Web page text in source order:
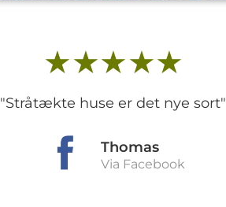
★★★★★
"Stråtækte huse er det nye sort"
Thomas
Via Facebook